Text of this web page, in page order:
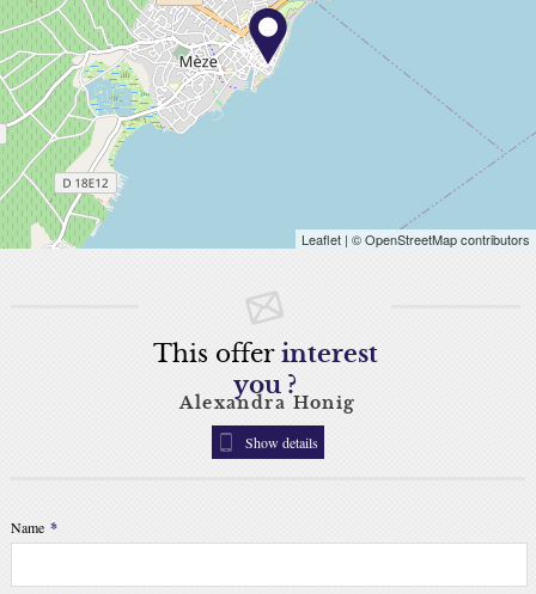
Leaflet | © OpenStreetMap contributors
This offerinterest
you ?
Alexandra Honig
Show details
Name *